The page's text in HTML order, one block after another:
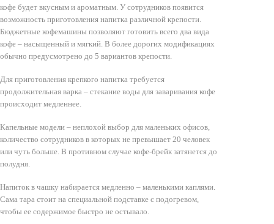
кофе будет вкусным и ароматным. У сотрудников появится
возможность приготовления напитка различной крепости.
Бюджетные кофемашины позволяют готовить всего два вида
кофе – насыщенный и мягкий. В более дорогих модификациях
обычно предусмотрено до 5 вариантов крепости.
Для приготовления крепкого напитка требуется
продолжительная варка – стекание воды для заваривания кофе
происходит медленнее.
Капельные модели – неплохой выбор для маленьких офисов,
количество сотрудников в которых не превышает 20 человек
или чуть больше. В противном случае кофе-брейк затянется до
полудня.
Напиток в чашку набирается медленно – маленькими каплями.
Сама тара стоит на специальной подставке с подогревом,
чтобы ее содержимое быстро не остывало.